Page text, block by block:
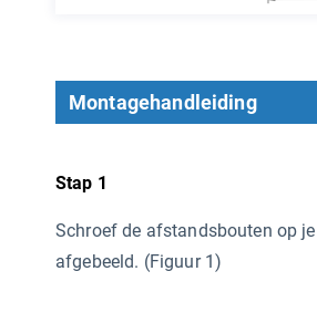
Montagehandleiding
Stap 1
Schroef de afstandsbouten op
afgebeeld. (Figuur 1)